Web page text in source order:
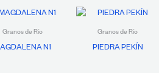
Granos de Río
N1
Granos de Río
PIEDRA PEKÍN